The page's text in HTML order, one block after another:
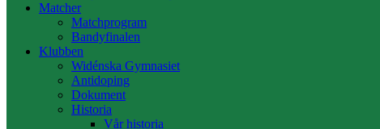
Matcher
Matchprogram
Bandyfinalen
Klubben
Widénska Gymnasiet
Antidoping
Dokument
Historia
Vår historia